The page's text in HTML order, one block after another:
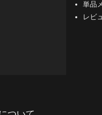
単品
レビ